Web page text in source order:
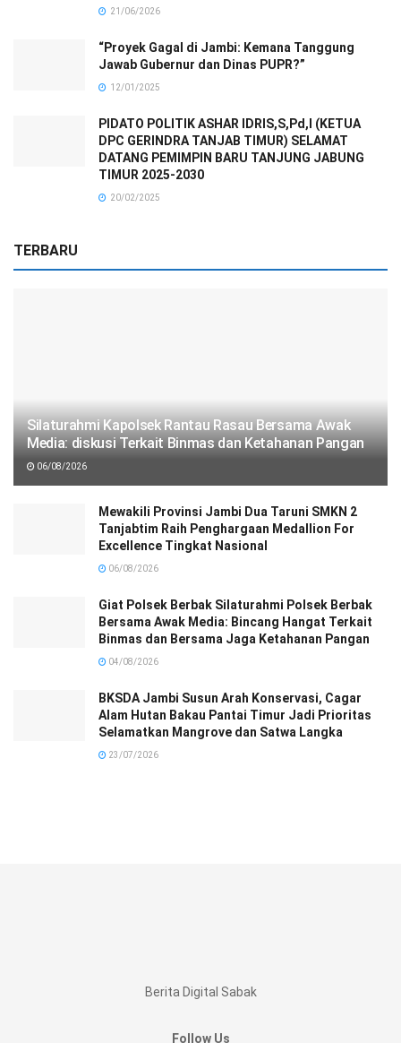
21/06/2026
“Proyek Gagal di Jambi: Kemana Tanggung
Jawab Gubernur dan Dinas PUPR?”
12/01/2025
PIDATO POLITIK ASHAR IDRIS,S,Pd,I (KETUA
DPC GERINDRA TANJAB TIMUR) SELAMAT
DATANG PEMIMPIN BARU TANJUNG JABUNG
TIMUR 2025-2030
20/02/2025
TERBARU
Silaturahmi Kapolsek Rantau Rasau Bersama Awak
Media: diskusi Terkait Binmas dan Ketahanan Pangan
06/08/2026
Mewakili Provinsi Jambi Dua Taruni SMKN 2
Tanjabtim Raih Penghargaan Medallion For
Excellence Tingkat Nasional
06/08/2026
Giat Polsek Berbak Silaturahmi Polsek Berbak
Bersama Awak Media: Bincang Hangat Terkait
Binmas dan Bersama Jaga Ketahanan Pangan
04/08/2026
BKSDA Jambi Susun Arah Konservasi, Cagar
Alam Hutan Bakau Pantai Timur Jadi Prioritas
Selamatkan Mangrove dan Satwa Langka
23/07/2026
Berita Digital Sabak
Follow Us